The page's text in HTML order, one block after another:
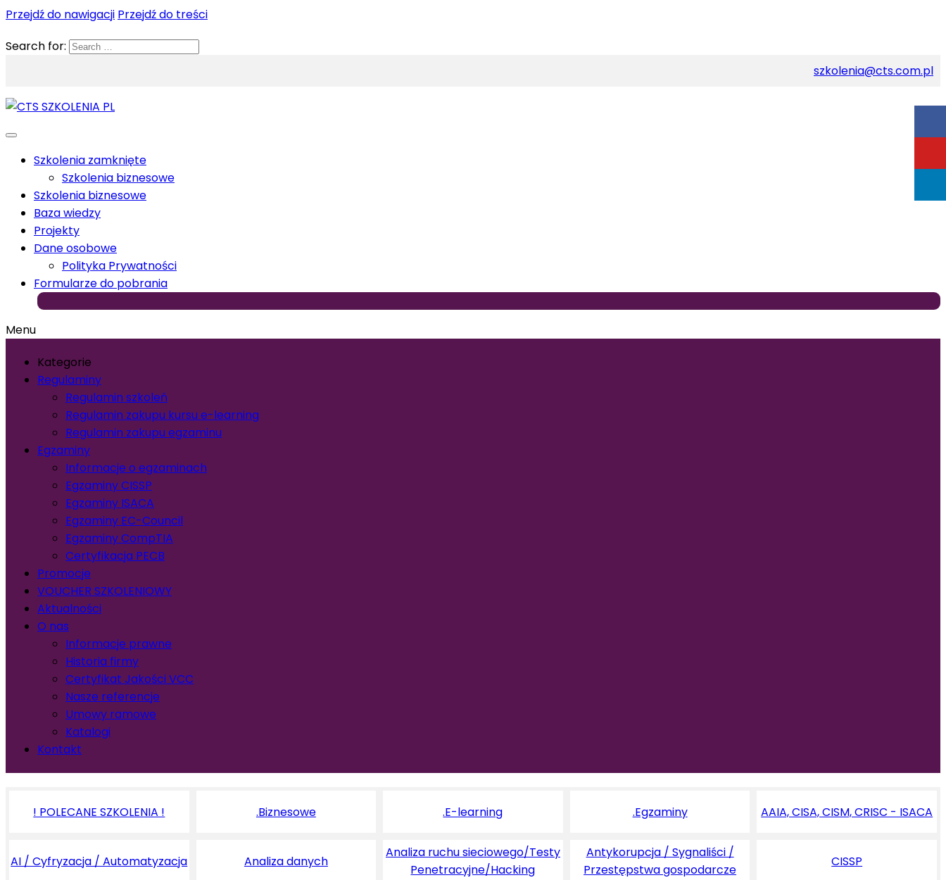
Przejdź do nawigacji Przejdź do treści
Search for:
szkolenia@cts.com.pl
Szkolenia zamknięte
Szkolenia biznesowe
Szkolenia biznesowe
Baza wiedzy
Projekty
Dane osobowe
Polityka Prywatności
Formularze do pobrania
Menu
Kategorie
Regulaminy
Regulamin szkoleń
Regulamin zakupu kursu e-learning
Regulamin zakupu egzaminu
Egzaminy
Informacje o egzaminach
Egzaminy CISSP
Egzaminy ISACA
Egzaminy EC-Council
Egzaminy CompTIA
Certyfikacja PECB
Promocje
VOUCHER SZKOLENIOWY
Aktualności
O nas
Informacje prawne
Historia firmy
Certyfikat Jakości VCC
Nasze referencje
Umowy ramowe
Katalogi
Kontakt
! POLECANE SZKOLENIA ! .Biznesowe .E-learning .Egzaminy AAIA, CISA, CISM, CRISC - ISACA
AI / Cyfryzacja / Automatyzacja Analiza danych
Analiza ruchu sieciowego/Testy
Penetracyjne/Hacking
Antykorupcja / Sygnaliści /
Przestępstwa gospodarcze
CISSP